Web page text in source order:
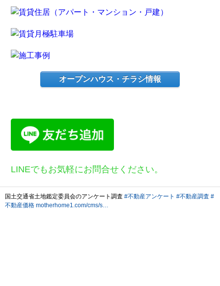
オープンハウス・チラシ情報
LINEでもお気軽にお問合せください。